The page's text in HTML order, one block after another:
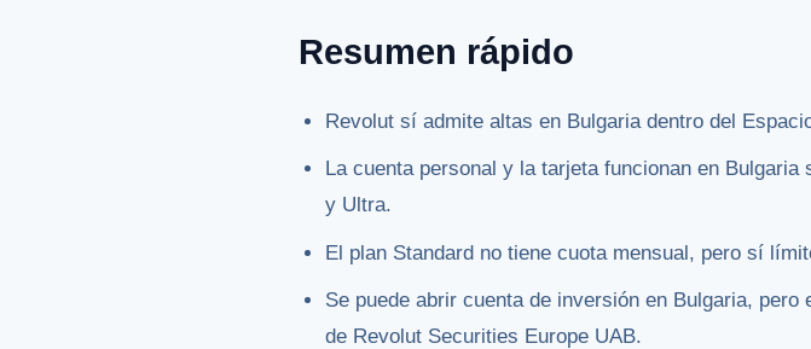
Resumen rápido
Revolut sí admite altas en Bulgaria dentro del
La cuenta personal y la tarjeta funcionan en
y Ultra.
El plan Standard no tiene cuota mensual, pero sí
Se puede abrir cuenta de inversión en Bulgaria,
de Revolut Securities Europe UAB.